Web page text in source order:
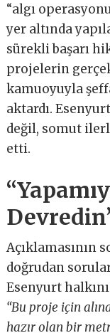
“algı
yer altında
sürekli başarı
projelerin
kamuoyuyla
aktardı.
değil, somut
etti.
Açıklamasının
doğrudan
Esenyurt
“Bu proje için
hazır olan bir